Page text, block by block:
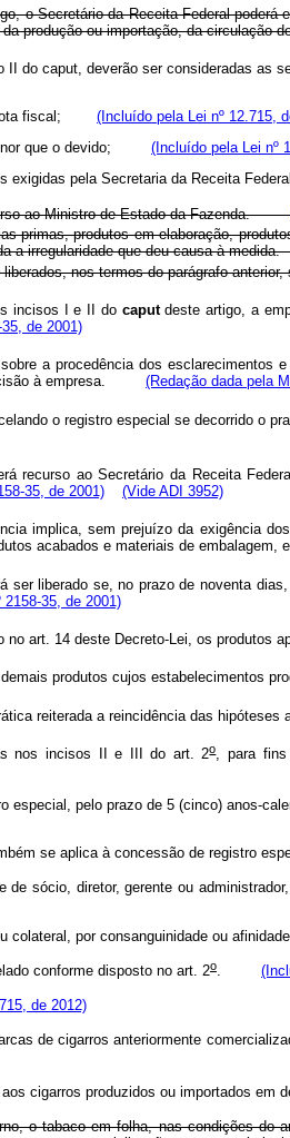
o Secretário da Receita Federal poderá
produção ou importação, da circulação
II do caput, deverão ser consideradas as
nota fiscal; (Incluído pela Lei nº 12.715,
que o devido; (Incluído pela Lei nº
exigidas pela Secretaria da Receita
ao Ministro de Estado da Fazenda.
primas, produtos em elaboração,
a irregularidade que deu causa à
nos termos do parágrafo
incisos I e II do caputdeste artigo, a
de 2001)
a procedência dos
à empresa. (Redação dada pela
o registro especial se decorrido o
recurso ao Secretário da Receita
35, de 2001) (Vide ADI 3952)
implica, sem prejuízo da exigência
acabados e materiais de embalagem,
ser liberado se, no prazo de noventa
35, de 2001)
art. 14 deste Decreto-Lei, os produtos
produtos cujos
reiterada a reincidência das
nos incisos II e III do art. 2o, para fins
pelo prazo de 5 (cinco) anos-
se aplica à concessão de registro
de sócio, diretor, gerente ou
colateral, por consanguinidade ou
conforme disposto no art. 2o
de 2012)
de cigarros anteriormente
cigarros produzidos ou importados em
o tabaco em folha, nas condições